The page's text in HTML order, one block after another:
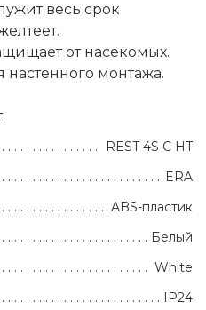
весь срок
от насекомых.
настенного монтажа.
REST 4S C HT
ERA
ABS-пластик
Белый
White
IP24